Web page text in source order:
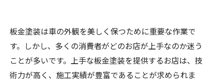
板金塗装は車の外観を美しく保つために重要な作業で
す。しかし、多くの消費者がどのお店が上手なのか迷う
ことが多いです。上手な板金塗装を提供するお店は、技
術力が高く、施工実績が豊富であることが求められま